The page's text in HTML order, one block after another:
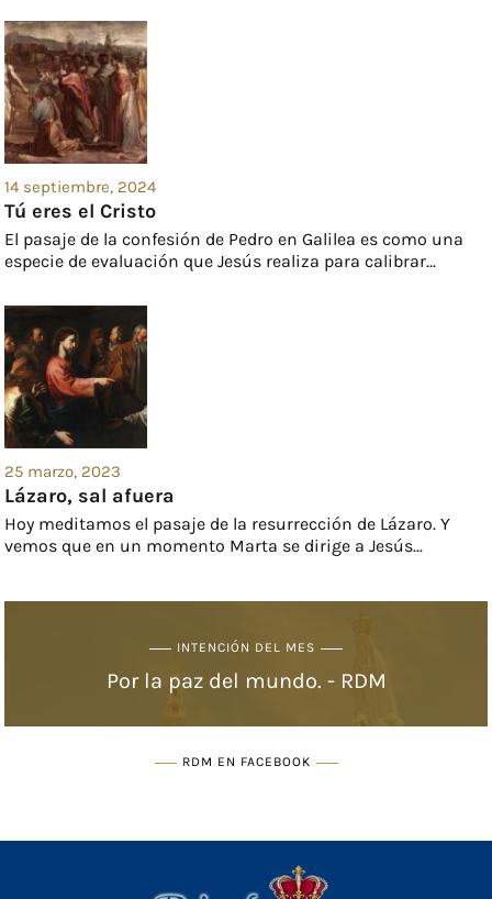
14 septiembre, 2024
Tú eres el Cristo
El pasaje de la confesión de Pedro en Galilea es como una
especie de evaluación que Jesús realiza para calibrar...
25 marzo, 2023
Lázaro, sal afuera
Hoy meditamos el pasaje de la resurrección de Lázaro. Y
vemos que en un momento Marta se dirige a Jesús...
INTENCIÓN DEL MES
Por la paz del mundo. - RDM
RDM EN FACEBOOK